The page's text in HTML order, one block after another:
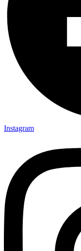
Instagram